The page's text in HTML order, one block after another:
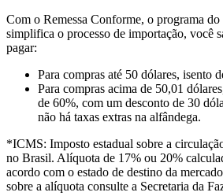
Com o Remessa Conforme, o programa
simplifica o processo de importação, você
pagar:
Para compras até 50 dólares, isento
Para compras acima de 50,01 dólares
de 60%, com um desconto de 30
não há taxas extras na alfândega.
*ICMS: Imposto estadual sobre a
no Brasil. Alíquota de 17% ou 20%
acordo com o estado de destino da
sobre a alíquota consulte a Secretaria da